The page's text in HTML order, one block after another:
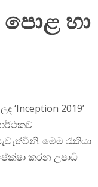
පොළ හා
2019’
මෙම රැකියා
කරන උපාධි